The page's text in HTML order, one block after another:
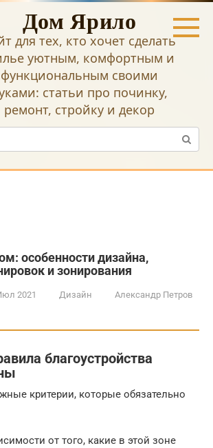
Дом Ярило
для тех, кто хочет сделать
уютным, комфортным и
функциональным своими
статьи про починку,
ремонт, стройку и декор
особенности дизайна,
и зонирования
2021 Дизайн Александр Петров
благоустройства
критерии, которые обязательно
от того, какие в этой зоне